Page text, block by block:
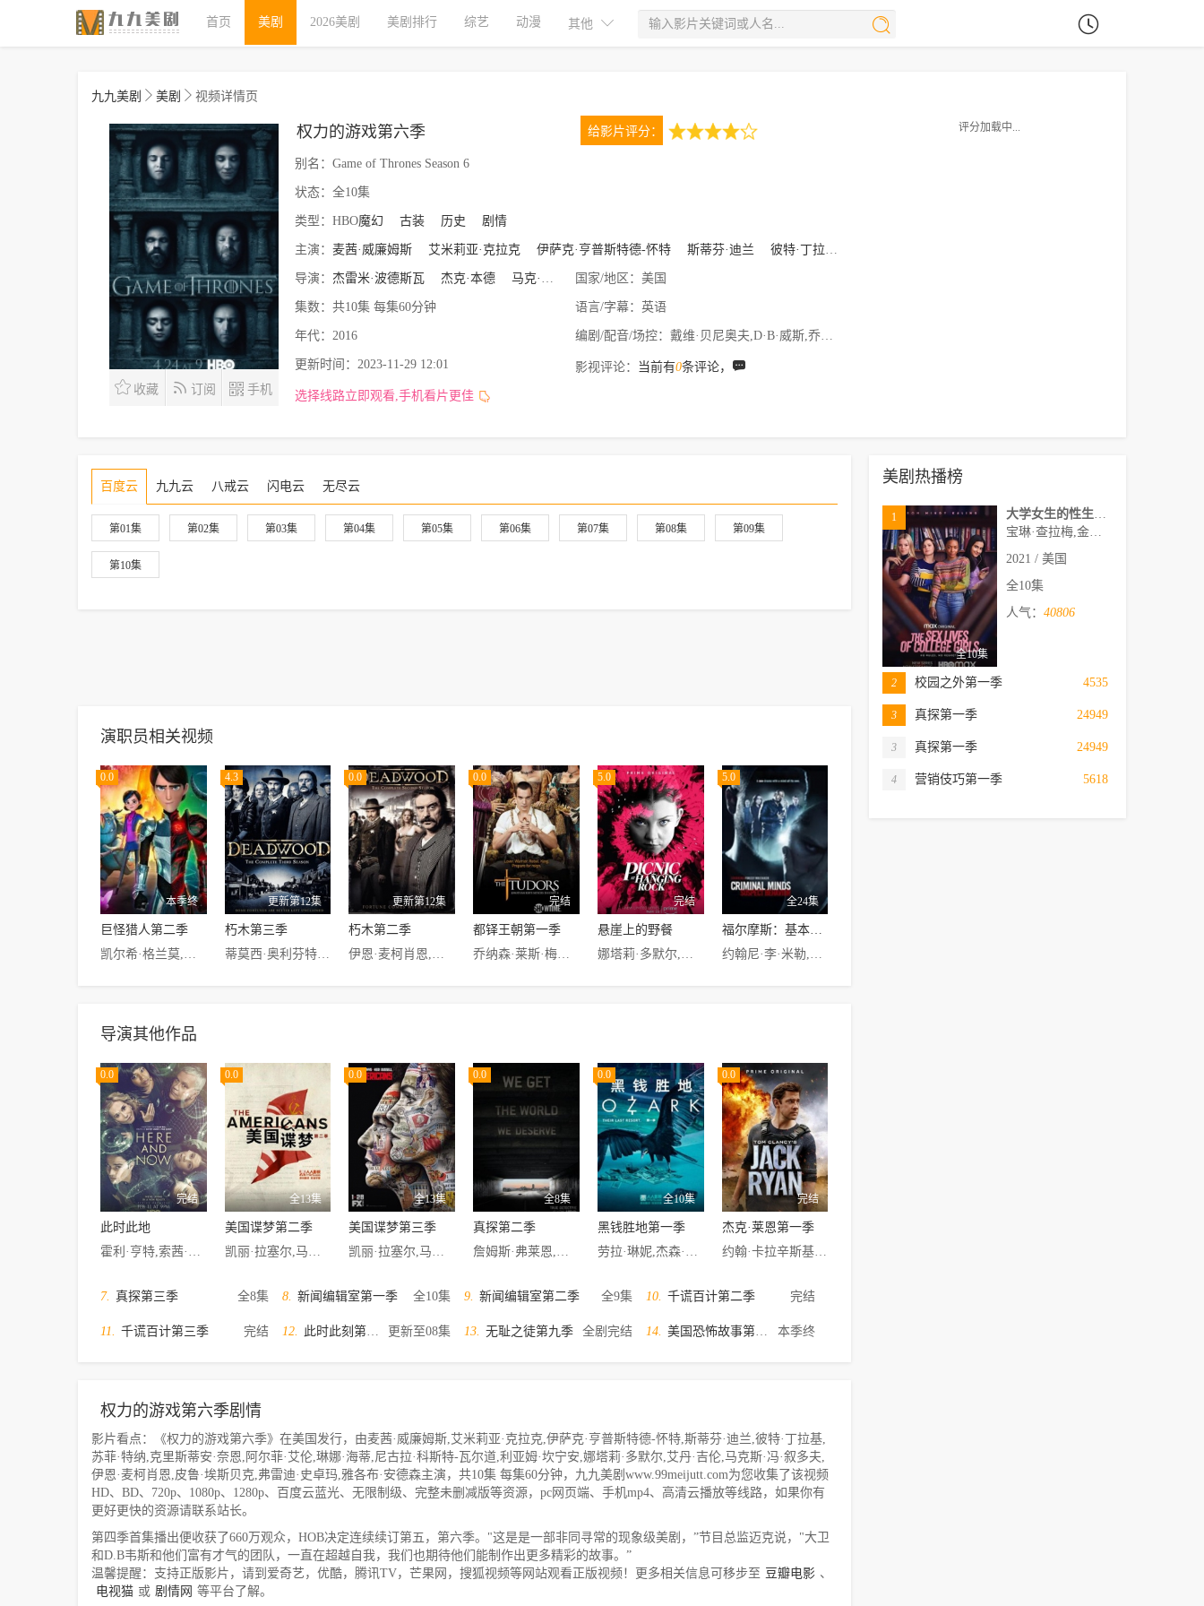
首页 美剧 2026美剧 美剧排行 综艺 动漫 其他
九九美剧 美剧 视频详情页
收藏 订阅 手机
给影片评分：
权力的游戏第六季
别名： Game of Thrones Season 6
状态： 全10集
类型： HBO魔幻 古装 历史 剧情
主演： 麦茜·威廉姆斯 艾米莉亚·克拉克 伊萨克·亨普斯特德-怀特 斯蒂芬·迪兰 彼特·丁拉基
导演： 杰雷米·波德斯瓦 杰克·本德 马克·米罗 丹尼尔·沙克海姆
国家/地区： 美国
集数： 共10集 每集60分钟 语言/字幕： 英语
年代： 2016 编剧/配音/场控： 戴维·贝尼奥夫,D·B·威斯,乔治·马丁
更新时间： 2023-11-29 12:01 影视评论： 当前有0条评论，
选择线路立即观看,手机看片更佳
评分加载中...
百度云 九九云 八戒云 闪电云 无尽云
第01集 第02集 第03集 第04集 第05集 第06集 第07集 第08集 第09集
第10集
演职员相关视频
0.0
本季终
巨怪猎人第二季
4.3
更新第12集
朽木第三季
蒂莫西·奥利芬特,伊恩·麦柯肖恩,莫莉·帕克,约翰·浩克斯,吉姆·比弗
0.0
更新第12集
朽木第二季
0.0
完结
都铎王朝第一季
5.0
完结
悬崖上的野餐
5.0
全24集
福尔摩斯：基本演绎法第一季
导演其他作品
0.0
完结
此时此地
霍利·亨特,索茜·贝肯,雷蒙德·李,蒂姆·罗宾斯,丹尼尔·祖瓦图,乔·威廉森,妮卡尔·扎德甘,安迪·比恩,费尔南达·安德拉德,安东尼·阿吉吉,玛德琳·贝塔尼,克里斯蒂娜·伯德特,坦纳·斯泰恩,Avynn Crowder-Jones,杰瑞卡·辛顿,马尔万·萨拉玛,Niousha Noor,丽兹·布罗德威
0.0
全13集
美国谍梦第二季
凯丽·拉塞尔,马修·瑞斯,安内特·莫翰德鲁
0.0
全13集
美国谍梦第三季
凯丽·拉塞尔,马修·瑞斯,安内特·莫翰德鲁,苏珊·米斯纳尔,科斯塔·罗宁,霍莉•泰勒,理查德·托马斯,艾莉森·赖特,诺亚·艾默里奇,吉丽安·阿莱克西,拉胡尔·康纳,斯科特·威廉姆·文特斯,Lev·Gorn,Keidrich·Sellati,Brandon·J.·Dirden
0.0
全8集
真探第二季
詹姆斯·弗莱恩,李升熙,亚德里亚·霍纳,安迪·麦肯济,克里斯蒂安·坎贝尔,阿莱克斯·费尔南德斯,加布里埃尔·鲁纳,科特妮·哈芙森,艾米莉·里奥斯,瑞利·史密斯,乔·林德斯特伦,艾格尼丝·欧列,卡拉·维拉,切特·格里索姆,贾米森·琼斯,阿米亚·莫雷蒂
0.0
全10集
黑钱胜地第一季
劳拉·琳妮,杰森·贝特曼,杰森·巴特勒·哈纳,斯凯勒·加特纳,马克·门查卡,埃塞·莫拉雷斯,罗伯特·C.特雷维勒,Trevor·Long
0.0
完结
杰克·莱恩第一季
约翰·卡拉辛斯基,梅纳·玛索德,戈兰·卡斯蒂克,玛丽-乔西·克罗兹,马特·麦考伊,艾比·考尼什,维德尔·皮尔斯,Ali·Suliman,Victoria·Sanchez,Amir·El-Masry,John·Hoogenakker,Brittany·Drisdelle
7. 全8集
真探第三季 8. 全10集
新闻编辑室第一季 9. 全9集
新闻编辑室第二季 10. 完结
千谎百计第二季
11. 完结
千谎百计第三季 12. 更新至08集
此时此刻第一季 13. 全剧完结
无耻之徒第九季 14. 本季终
美国恐怖故事第三季
权力的游戏第六季剧情
影片看点：《权力的游戏第六季》在美国发行，由麦茜·威廉姆斯,艾米莉亚·克拉克,伊萨克·亨普斯特德-怀特,斯蒂芬·迪兰,彼特·丁拉基,
苏菲·特纳,克里斯蒂安·奈恩,阿尔菲·艾伦,琳娜·海蒂,尼古拉·科斯特-瓦尔道,利亚姆·坎宁安,娜塔莉·多默尔,艾丹·吉伦,马克斯·冯·叙多夫,
伊恩·麦柯肖恩,皮鲁·埃斯贝克,弗雷迪·史卓玛,雅各布·安德森主演，共10集 每集60分钟，九九美剧www.99meijutt.com为您收集了该视频
HD、BD、720p、1080p、1280p、百度云蓝光、无限制级、完整未删减版等资源，pc网页端、手机mp4、高清云播放等线路，如果你有
更好更快的资源请联系站长。
第四季首集播出便收获了660万观众，HOB决定连续续订第五，第六季。"这是是一部非同寻常的现象级美剧，”节目总监迈克说，"大卫
和D.B韦斯和他们富有才气的团队，一直在超越自我，我们也期待他们能制作出更多精彩的故事。”
温馨提醒：支持正版影片，请到爱奇艺，优酷，腾讯TV，芒果网，搜狐视频等网站观看正版视频！更多相关信息可移步至 豆瓣电影 、
电视猫 或 剧情网 等平台了解。
美剧热播榜
全10集
1
2021 / 美国
全10集
人气：40806
2 校园之外第一季 4535
3 真探第一季 24949
3 真探第一季 24949
4 营销伎巧第一季 5618